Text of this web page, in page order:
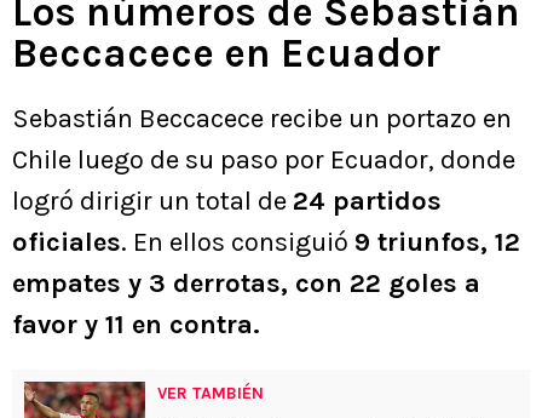
Los números de Sebastián
Beccacece en Ecuador
Sebastián Beccacece recibe un portazo en
Chile luego de su paso por Ecuador, donde
logró dirigir un total de 24 partidos
oficiales. En ellos consiguió 9 triunfos, 12
empates y 3 derrotas, con 22 goles a
favor y 11 en contra.
VER TAMBIÉN